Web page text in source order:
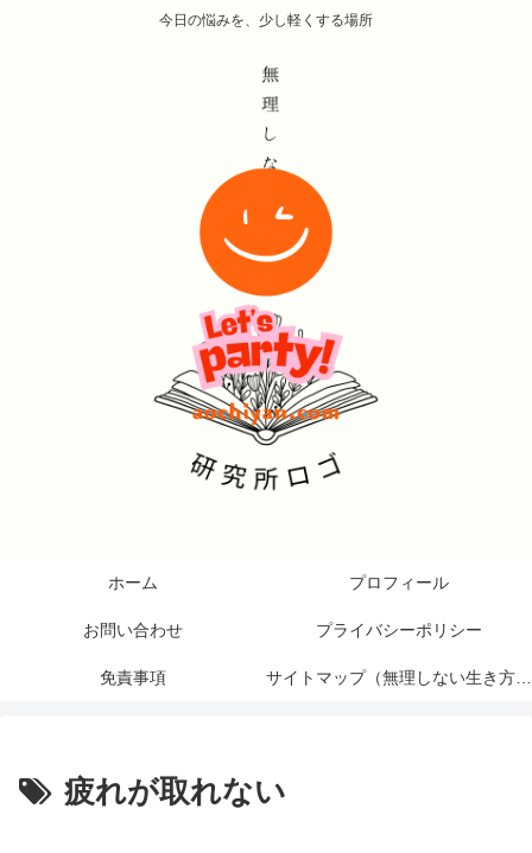
今日の悩みを、少し軽くする場所
ホーム プロフィール
お問い合わせ プライバシーポリシー
免責事項 サイトマップ（無理しない生き方研究所）
疲れが取れない